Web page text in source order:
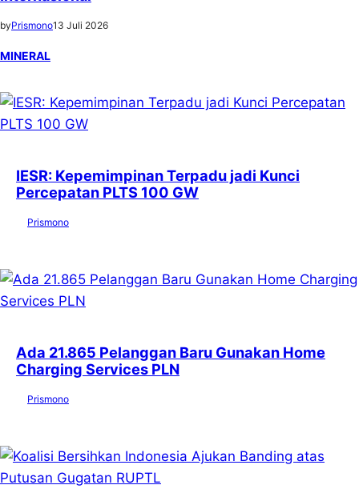
byPrismono13 Juli 2026
MINERAL
IESR: Kepemimpinan Terpadu jadi Kunci
Percepatan PLTS 100 GW
Prismono
Ada 21.865 Pelanggan Baru Gunakan Home
Charging Services PLN
Prismono